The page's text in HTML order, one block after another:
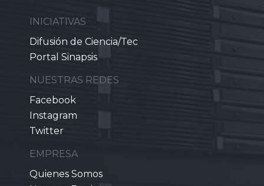
INICIATIVAS
Difusión de Ciencia/Tec
Portal Sinapsis
NUESTRAS REDES
Facebook
Instagram
Twitter
EMPRESA
Quienes Somos